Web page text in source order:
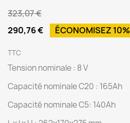
323,07 €
290,76 €
ÉCONOMISEZ 10%
TTC
Tension nominale : 8 V
Capacité nominale C20 : 165Ah
Capacité nominale C5: 140Ah